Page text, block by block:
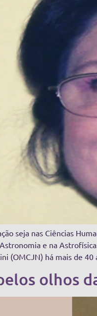
seja nas Ciências
e na
(OMCJN) há mais de
olhos